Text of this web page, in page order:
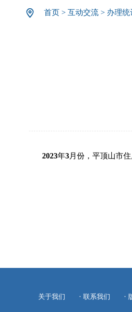
首页 > 互动交流 > 办理统
2023年3月份，平顶山市
关于我们 · 联系我们 ·